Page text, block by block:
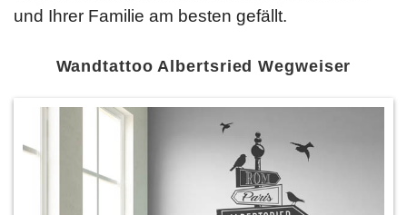
und Ihrer Familie am besten gefällt.
Wandtattoo Albertsried Wegweiser